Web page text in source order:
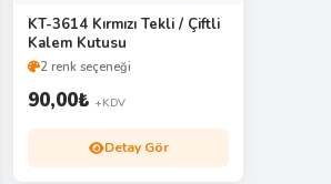
KT-3614 Kırmızı Tekli / Çiftli
Kalem Kutusu
2 renk seçeneği
90,00₺ +KDV
Detay Gör